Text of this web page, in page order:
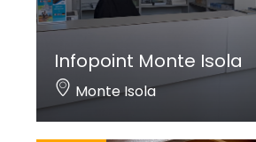
Infopoint Monte Isola
Monte Isola